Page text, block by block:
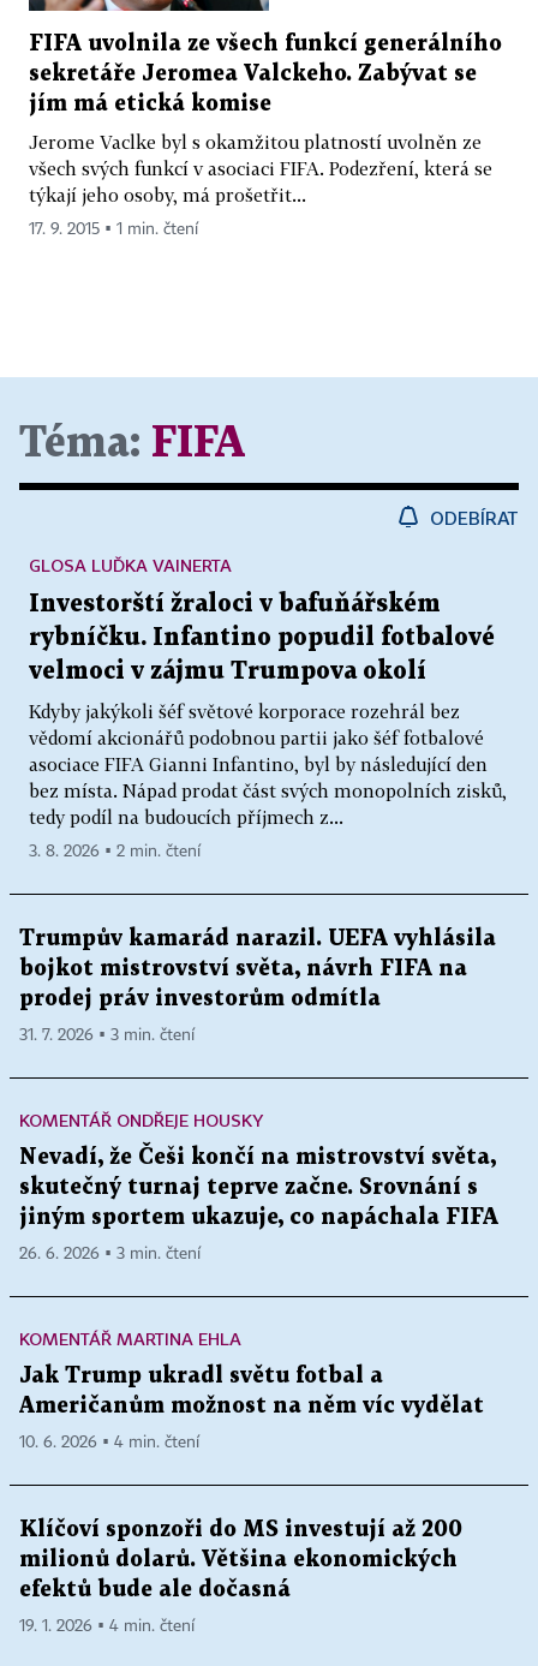
FIFA uvolnila ze všech funkcí generálního
sekretáře Jeromea Valckeho. Zabývat se
jím má etická komise
Jerome Vaclke byl s okamžitou platností uvolněn ze
všech svých funkcí v asociaci FIFA. Podezření, která se
týkají jeho osoby, má prošetřit...
17. 9. 2015 ▪ 1 min. čtení
Téma: FIFA
ODEBÍRAT
Investorští žraloci v bafuňářském
rybníčku. Infantino popudil fotbalové
velmoci v zájmu Trumpova okolí
Kdyby jakýkoli šéf světové korporace rozehrál bez
vědomí akcionářů podobnou partii jako šéf fotbalové
asociace FIFA Gianni Infantino, byl by následující den
bez místa. Nápad prodat část svých monopolních zisků,
tedy podíl na budoucích příjmech z...
GLOSA LUĎKA VAINERTA
3. 8. 2026 ▪ 2 min. čtení
Trumpův kamarád narazil. UEFA vyhlásila
bojkot mistrovství světa, návrh FIFA na
prodej práv investorům odmítla
31. 7. 2026 ▪ 3 min. čtení
KOMENTÁŘ ONDŘEJE HOUSKY
Nevadí, že Češi končí na mistrovství světa,
skutečný turnaj teprve začne. Srovnání s
jiným sportem ukazuje, co napáchala FIFA
26. 6. 2026 ▪ 3 min. čtení
KOMENTÁŘ MARTINA EHLA
Jak Trump ukradl světu fotbal a
Američanům možnost na něm víc vydělat
10. 6. 2026 ▪ 4 min. čtení
Klíčoví sponzoři do MS investují až 200
milionů dolarů. Většina ekonomických
efektů bude ale dočasná
19. 1. 2026 ▪ 4 min. čtení